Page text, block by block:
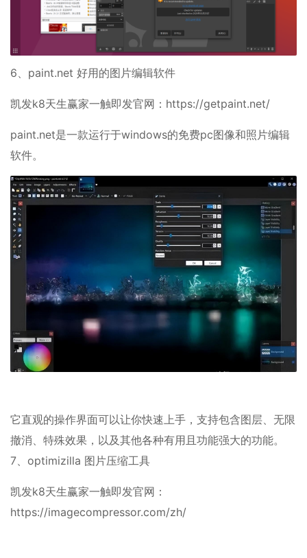
6、paint.net 好用的图片编辑软件
凯发k8天生赢家一触即发官网：https://getpaint.net/
paint.net是一款运行于windows的免费pc图像和照片编辑
软件。
它直观的操作界面可以让你快速上手，支持包含图层、无限
撤消、特殊效果，以及其他各种有用且功能强大的功能。
7、optimizilla 图片压缩工具
凯发k8天生赢家一触即发官网：
https://imagecompressor.com/zh/